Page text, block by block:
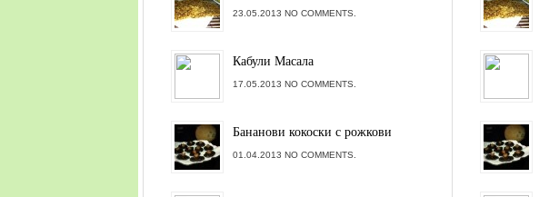
23.05.2013 NO COMMENTS.
Кабули Масала
17.05.2013 NO COMMENTS.
Бананови кокоски с рожкови
01.04.2013 NO COMMENTS.